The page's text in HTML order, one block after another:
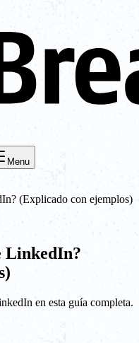
Menu
(Explicado con ejemplos)
LinkedIn?
en esta guía completa.